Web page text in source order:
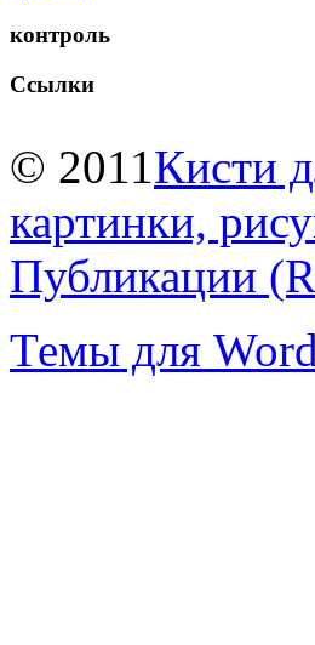
контроль
Ссылки
© 2011Кисти
картинки,
Публикации
Темы для